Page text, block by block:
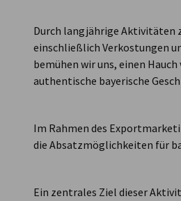
Durch langjährige Aktivitäten
einschließlich Verkostungen
bemühen wir uns, einen
authentische bayerische
Im Rahmen des
die Absatzmöglichkeiten für
Ein zentrales Ziel dieser